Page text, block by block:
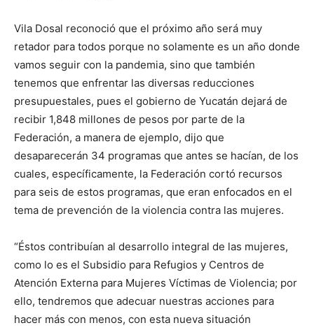
Vila Dosal reconoció que el próximo año será muy
retador para todos porque no solamente es un año donde
vamos seguir con la pandemia, sino que también
tenemos que enfrentar las diversas reducciones
presupuestales, pues el gobierno de Yucatán dejará de
recibir 1,848 millones de pesos por parte de la
Federación, a manera de ejemplo, dijo que
desaparecerán 34 programas que antes se hacían, de los
cuales, específicamente, la Federación cortó recursos
para seis de estos programas, que eran enfocados en el
tema de prevención de la violencia contra las mujeres.
“Éstos contribuían al desarrollo integral de las mujeres,
como lo es el Subsidio para Refugios y Centros de
Atención Externa para Mujeres Víctimas de Violencia; por
ello, tendremos que adecuar nuestras acciones para
hacer más con menos, con esta nueva situación